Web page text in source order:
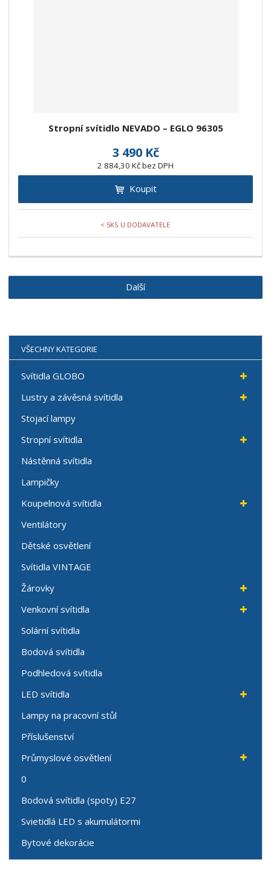
Stropní svítidlo NEVADO – EGLO 96305
3 490 Kč
2 884,30 Kč bez DPH
Koupit
< 5KS U DODAVATELE
Další
VŠECHNY KATEGORIE
Svítidla GLOBO
Lustry a závěsná svítidla
Stojací lampy
Stropní svítidla
Nástěnná svítidla
Lampičky
Koupelnová svítidla
Ventilátory
Dětské osvětlení
Svítidla VINTAGE
Žárovky
Venkovní svítidla
Solární svítidla
Bodová svítidla
Podhledová svítidla
LED svítidla
Lampy na pracovní stůl
Příslušenství
Průmyslové osvětlení
0
Bodová svítidla (spoty) E27
Svietidlá LED s akumulátormi
Bytové dekorácie